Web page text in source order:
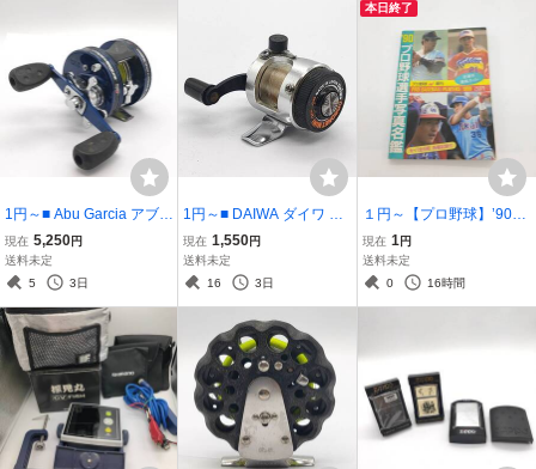
1円～■ Abu Garcia アブガ
ルシア ambassadeur アン
バサダー 4600C4 Elite エ
リート 【13276】
現在 5,250円
送料未定
5
3日
1円～■ DAIWA ダイワ CO
RONET MINI コロネット
ミニ スピンキャストリー
ル 釣具 【13275】
現在 1,550円
送料未定
16
3日
本日終了
１円～【プロ野球】’90プ
ロ野球選手写真名鑑 日
刊スポーツ出版社 【1291
8】
現在 1 円
送料未定
0
16時間